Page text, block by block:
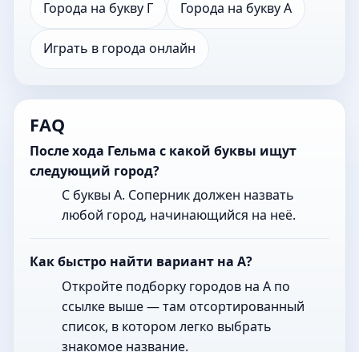
Города на букву Г Города на букву А
Играть в города онлайн
FAQ
После хода Гельма с какой буквы ищут
следующий город?
С буквы А. Соперник должен назвать
любой город, начинающийся на неё.
Как быстро найти вариант на А?
Откройте подборку городов на А по
ссылке выше — там отсортированный
список, в котором легко выбрать
знакомое название.